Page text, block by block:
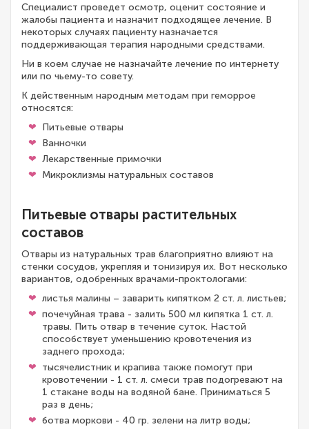
Специалист проведет осмотр, оценит состояние и
жалобы пациента и назначит подходящее лечение. В
некоторых случаях пациенту назначается
поддерживающая терапия народными средствами.
Ни в коем случае не назначайте лечение по интернету
или по чьему-то совету.
К действенным народным методам при геморрое
относятся:
Питьевые отвары
Ванночки
Лекарственные примочки
Микроклизмы натуральных составов
Питьевые отвары растительных
составов
Отвары из натуральных трав благоприятно влияют на
стенки сосудов, укрепляя и тонизируя их. Вот несколько
вариантов, одобренных врачами-проктологами:
листья малины – заварить кипятком 2 ст. л. листьев;
почечуйная трава - залить 500 мл кипятка 1 ст. л.
травы. Пить отвар в течение суток. Настой
способствует уменьшению кровотечения из
заднего прохода;
тысячелистник и крапива также помогут при
кровотечении - 1 ст. л. смеси трав подогревают на
1 стакане воды на водяной бане. Приниматься 5
раз в день;
ботва моркови - 40 гр. зелени на литр воды;